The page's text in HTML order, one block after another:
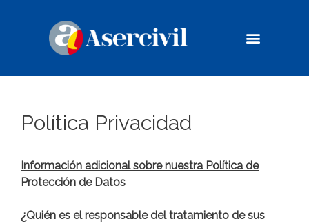
Política Privacidad
Información adicional sobre nuestra Política de
Protección de Datos
¿Quién es el responsable del tratamiento de sus